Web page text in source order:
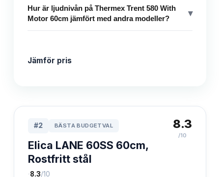
Hur är ljudnivån på Thermex Trent 580 With
Motor 60cm jämfört med andra modeller?
▾
Jämför pris
#2 BÄSTA BUDGETVAL
Elica LANE 60SS 60cm,
Rostfritt stål
·8.3/10
8.3
/10